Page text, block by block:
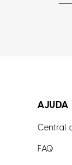
AJUDA
Central
FAQ